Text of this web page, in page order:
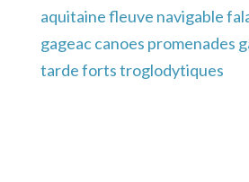
aquitaine fleuve navigable
gageac canoes promenades
tarde forts troglodytiques